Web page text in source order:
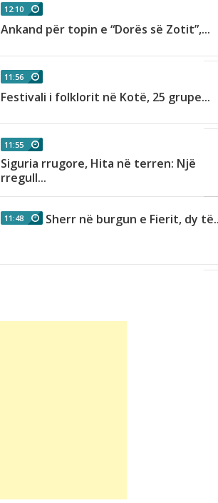
12:10
Ankand për topin e “Dorës së Zotit”,...
11:56
Festivali i folklorit në Kotë, 25 grupe...
11:55
Siguria rrugore, Hita në terren: Një
rregull...
11:48 Sherr në burgun e Fierit, dy